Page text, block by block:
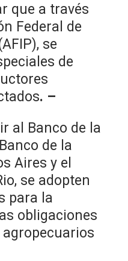
que a través
Federal de
se
de
. –
al Banco de la
de la
Aires y el
se adopten
para la
obligaciones